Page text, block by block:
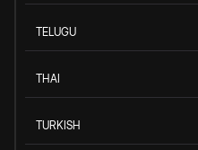
TELUGU
THAI
TURKISH